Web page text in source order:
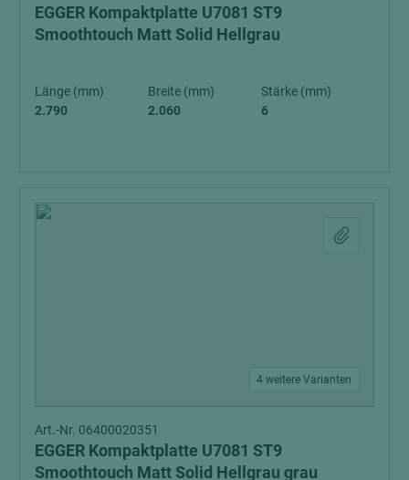
EGGER Kompaktplatte U7081 ST9
Smoothtouch Matt Solid Hellgrau
Länge (mm)
2.790
Breite (mm)
2.060
Stärke (mm)
6
4 weitere Varianten
Art.-Nr. 06400020351
EGGER Kompaktplatte U7081 ST9
Smoothtouch Matt Solid Hellgrau grau